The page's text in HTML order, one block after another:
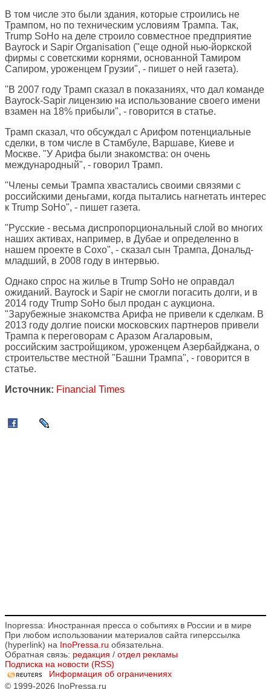
В том числе это были здания, которые строились не
Трампом, но по техническим условиям Трампа. Так,
Trump SoHo на деле строило совместное предприятие
Bayrock и Sapir Organisation ("еще одной нью-йоркской
фирмы с советскими корнями, основанной Тамиром
Сапиром, уроженцем Грузии", - пишет о ней газета).
"В 2007 году Трамп сказал в показаниях, что дал команде
Bayrock-Sapir лицензию на использование своего имени
взамен на 18% прибыли", - говорится в статье.
Трамп сказал, что обсуждал с Арифом потенциальные
сделки, в том числе в Стамбуле, Варшаве, Киеве и
Москве. "У Арифа были знакомства: он очень
международный", - говорил Трамп.
"Члены семьи Трампа хвастались своими связями с
российскими деньгами, когда пытались нагнетать интерес
к Trump SoHo", - пишет газета.
"Русские - весьма диспропорциональный слой во многих
наших активах, например, в Дубае и определенно в
нашем проекте в Сохо", - сказал сын Трампа, Дональд-
младший, в 2008 году в интервью.
Однако спрос на жилье в Trump SoHo не оправдал
ожиданий. Bayrock и Sapir не смогли погасить долги, и в
2014 году Trump SoHo был продан с аукциона.
"Зарубежные знакомства Арифа не привели к сделкам. В
2013 году долгие поиски московских партнеров привели
Трампа к переговорам с Аразом Агаларовым,
российским застройщиком, уроженцем Азербайджана, о
строительстве местной "Башни Трампа", - говорится в
статье.
Источник: Financial Times
Inopressa: Иностранная пресса о событиях в России и в мире
При любом использовании материалов сайта гиперссылка
(hyperlink) на InoPressa.ru обязательна.
Обратная связь: редакция / отдел рекламы
Подписка на новости (RSS)
Информация об ограничениях
© 1999-2026 InoPressa.ru